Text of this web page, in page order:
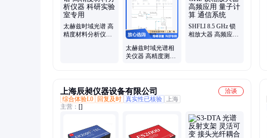
太赫兹时域光谱 高
精度材料分析仪器
太赫兹时域光谱相
关仪器 高精度测量
SHFLI 8.5 GHz 锁
相放大器 高频应用
上海辰昶仪器设备有限公司
洽谈
综合体验L0
回复及时 真实性已核验
上海
主营： []